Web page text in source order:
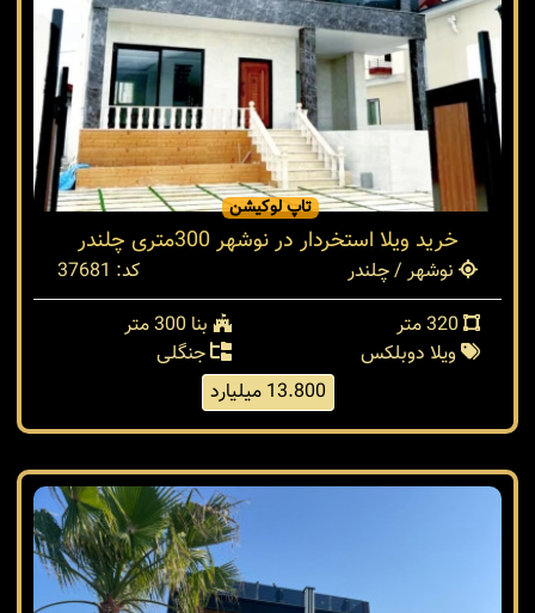
تاپ لوکیشن
خرید ویلا استخردار در نوشهر 300متری چلندر
نوشهر / چلندر
کد: 37681
بنا 300 متر
ویلا دوبلکس
جنگلی
13.800 میلیارد